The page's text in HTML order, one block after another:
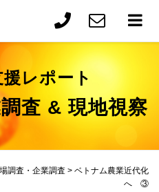
レポート
査 & 現地視察
調査・企業調査 > ベトナム農業近代化
へ ③